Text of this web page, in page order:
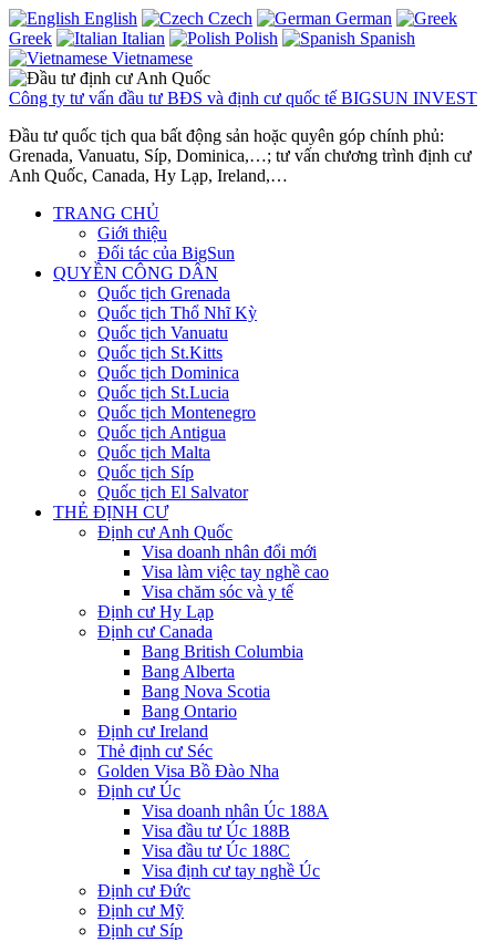
English Czech
German
Greek
Italian Polish
Spanish
Vietnamese
Công ty tư vấn đầu tư BĐS và định cư quốc tế BIGSUN INVEST
Đầu tư quốc tịch qua bất động sản hoặc quyên góp chính phủ:
Grenada, Vanuatu, Síp, Dominica,…; tư vấn chương trình định cư
Anh Quốc, Canada, Hy Lạp, Ireland,…
TRANG CHỦ
Giới thiệu
Đối tác của BigSun
QUYỀN CÔNG DÂN
Quốc tịch Grenada
Quốc tịch Thổ Nhĩ Kỳ
Quốc tịch Vanuatu
Quốc tịch St.Kitts
Quốc tịch Dominica
Quốc tịch St.Lucia
Quốc tịch Montenegro
Quốc tịch Antigua
Quốc tịch Malta
Quốc tịch Síp
Quốc tịch El Salvator
THẺ ĐỊNH CƯ
Định cư Anh Quốc
Visa doanh nhân đổi mới
Visa làm việc tay nghề cao
Visa chăm sóc và y tế
Định cư Hy Lạp
Định cư Canada
Bang British Columbia
Bang Alberta
Bang Nova Scotia
Bang Ontario
Định cư Ireland
Thẻ định cư Séc
Golden Visa Bồ Đào Nha
Định cư Úc
Visa doanh nhân Úc 188A
Visa đầu tư Úc 188B
Visa đầu tư Úc 188C
Visa định cư tay nghề Úc
Định cư Đức
Định cư Mỹ
Định cư Síp